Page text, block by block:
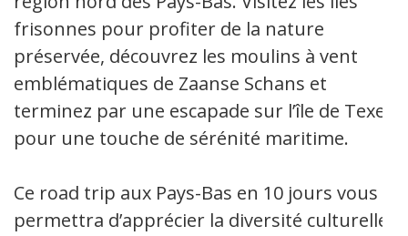
frisonnes pour profiter de la nature
préservée, découvrez les moulins à vent
emblématiques de Zaanse Schans et
terminez par une escapade sur l’île de Texel
pour une touche de sérénité maritime.
Ce road trip aux Pays-Bas en 10 jours vous
permettra d’apprécier la diversité culturelle,